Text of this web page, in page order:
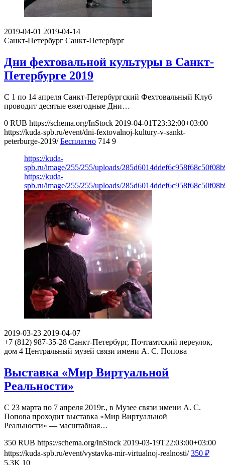
2019-04-01 2019-04-14
Санкт-Петербург Санкт-Петербург
Дни фехтовальной культуры в Санкт-
Петербурге 2019
С 1 по 14 апреля Санкт-Петербургский Фехтовальный Клуб
проводит десятые ежегодные Дни…
0 RUB https://schema.org/InStock 2019-04-01T23:32:00+03:00
https://kuda-spb.ru/event/dni-fextovalnoj-kultury-v-sankt-
peterburge-2019/ Бесплатно 714 9
https://kuda-
spb.ru/image/255/255/uploads/
https://kuda-
spb.ru/image/255/255/uploads/
2019-03-23 2019-04-07
+7 (812) 987-35-28 Санкт-Петербург, Почтамтский переулок,
дом 4 Центральный музей связи имени А. С. Попова
Выставка «Мир Виртуальной
Реальности»
С 23 марта по 7 апреля 2019г., в Музее связи имени А. С.
Попова проходит выставка «Мир Виртуальной
Реальности» — масштабная…
350 RUB https://schema.org/InStock 2019-03-19T22:03:00+03:00
https://kuda-spb.ru/event/vystavka-mir-virtualnoj-realnosti/ 350 ₽
5.3K 10